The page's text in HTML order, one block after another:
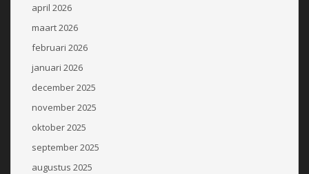
april 2026
maart 2026
februari 2026
januari 2026
december 2025
november 2025
oktober 2025
september 2025
augustus 2025